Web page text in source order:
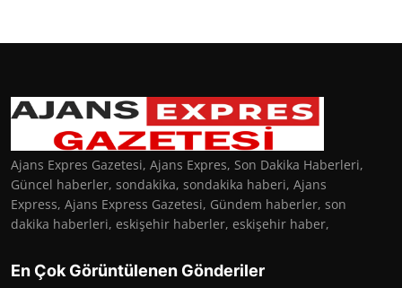
Ajans Expres Gazetesi, Ajans Expres, Son Dakika Haberleri,
Güncel haberler, sondakika, sondakika haberi, Ajans
Express, Ajans Express Gazetesi, Gündem haberler, son
dakika haberleri, eskişehir haberler, eskişehir haber,
En Çok Görüntülenen Gönderiler